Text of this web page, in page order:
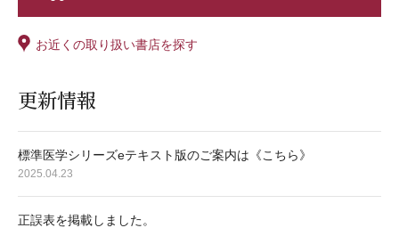
お近くの取り扱い書店を探す
更新情報
標準医学シリーズeテキスト版のご案内は《こちら》
2025.04.23
正誤表を掲載しました。